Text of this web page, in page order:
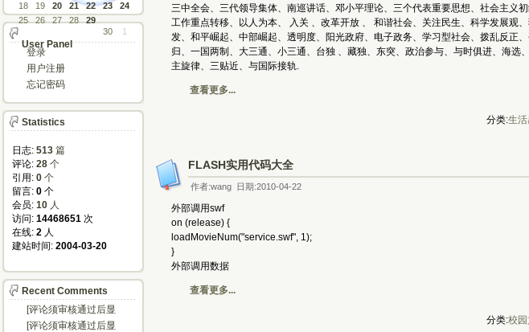
三中全会、三代领导集体、南巡讲话、邓小平理论、三个代表重要思想、社会主义
工作重点转移、以人为本、 入关 、改革开放 、 和谐社会、关注民生、科学发展
发、和平崛起、中部崛起、透明度、阳光政府、电子政务、学习型社会、拨乱反正
归、一国两制、大三通、小三通、台独 、藏独、东突、政治参与、与时俱进、海选
主旋律、三贴近、与国际接轨.
查看更多...
分类:生活
FLASH实用代码大全
作者:wang 日期:2010-04-22
外部调用swf
on (release) {
loadMovieNum("service.swf", 1);
}
外部调用数据
查看更多...
分类:校园
18
19 20 21 22 23
24
25
26 27 28
29
30
1
User Panel
登录
用户注册
忘记密码
Statistics
日志: 513 篇
评论: 28 个
引用: 0 个
留言: 0 个
会员: 10 人
访问: 14468651 次
在线: 2 人
建站时间: 2004-03-20
Recent Comments
[评论须审核通过后显
示...]
[评论须审核通过后显